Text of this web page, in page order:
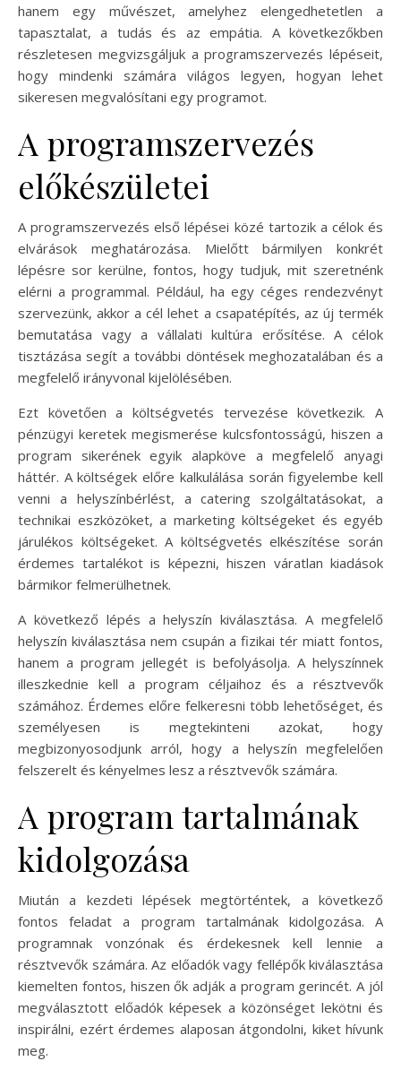
hanem egy művészet, amelyhez elengedhetetlen a
tapasztalat, a tudás és az empátia. A következőkben
részletesen megvizsgáljuk a programszervezés lépéseit,
hogy mindenki számára világos legyen, hogyan lehet
sikeresen megvalósítani egy programot.
A programszervezés
előkészületei
A programszervezés első lépései közé tartozik a célok és
elvárások meghatározása. Mielőtt bármilyen konkrét
lépésre sor kerülne, fontos, hogy tudjuk, mit szeretnénk
elérni a programmal. Például, ha egy céges rendezvényt
szervezünk, akkor a cél lehet a csapatépítés, az új termék
bemutatása vagy a vállalati kultúra erősítése. A célok
tisztázása segít a további döntések meghozatalában és a
megfelelő irányvonal kijelölésében.
Ezt követően a költségvetés tervezése következik. A
pénzügyi keretek megismerése kulcsfontosságú, hiszen a
program sikerének egyik alapköve a megfelelő anyagi
háttér. A költségek előre kalkulálása során figyelembe kell
venni a helyszínbérlést, a catering szolgáltatásokat, a
technikai eszközöket, a marketing költségeket és egyéb
járulékos költségeket. A költségvetés elkészítése során
érdemes tartalékot is képezni, hiszen váratlan kiadások
bármikor felmerülhetnek.
A következő lépés a helyszín kiválasztása. A megfelelő
helyszín kiválasztása nem csupán a fizikai tér miatt fontos,
hanem a program jellegét is befolyásolja. A helyszínnek
illeszkednie kell a program céljaihoz és a résztvevők
számához. Érdemes előre felkeresni több lehetőséget, és
személyesen is megtekinteni azokat, hogy
megbizonyosodjunk arról, hogy a helyszín megfelelően
felszerelt és kényelmes lesz a résztvevők számára.
A program tartalmának
kidolgozása
Miután a kezdeti lépések megtörténtek, a következő
fontos feladat a program tartalmának kidolgozása. A
programnak vonzónak és érdekesnek kell lennie a
résztvevők számára. Az előadók vagy fellépők kiválasztása
kiemelten fontos, hiszen ők adják a program gerincét. A jól
megválasztott előadók képesek a közönséget lekötni és
inspirálni, ezért érdemes alaposan átgondolni, kiket hívunk
meg.